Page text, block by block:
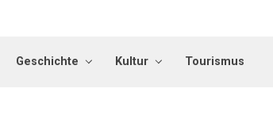
Geschichte Kultur Tourismus